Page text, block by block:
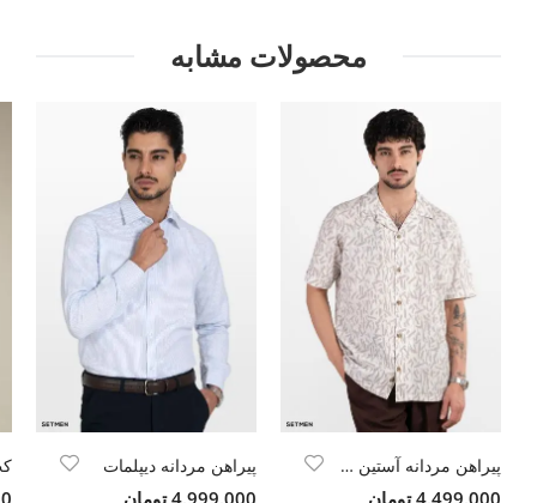
محصولات مشابه
پیراهن مردانه آستین کوتاه یقه انگلیسی هاوایی پیراهن مردانه دیپلمات